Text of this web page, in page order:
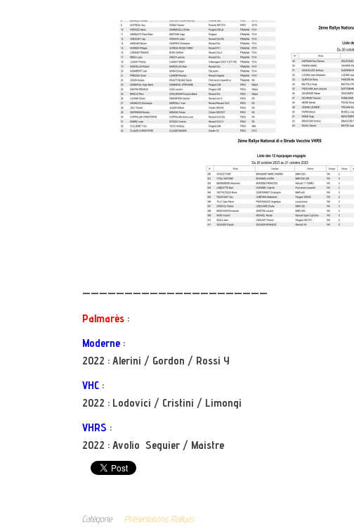
——————————————————————
Palmarès :
Moderne :
2022 : Alerini / Gordon / Rossi Y
VHC :
2022 : Lodovici / Cristini / Limongi
VHRS :
2022 : Avolio Seguier / Maistre
Catégorie Présentations Rallyes